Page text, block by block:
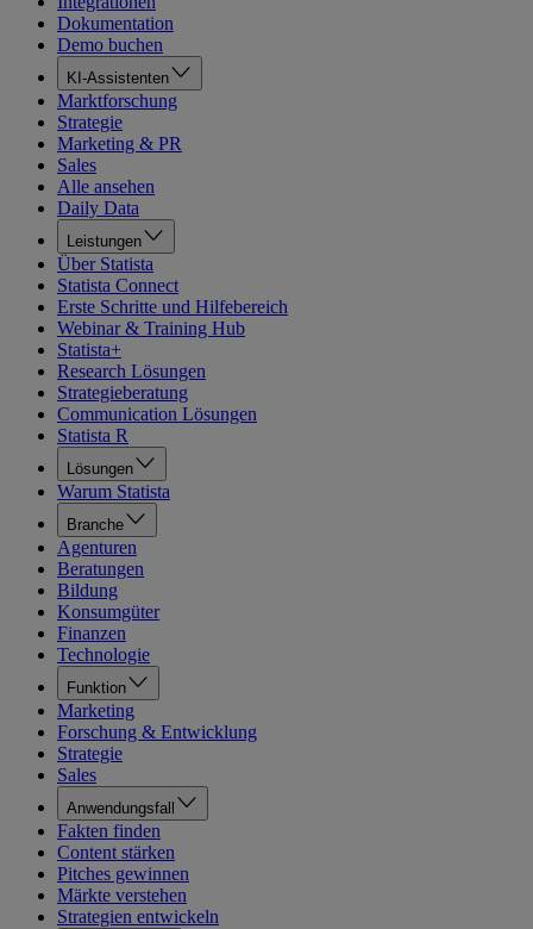
Dokumentation
Demo buchen
KI-Assistenten
Marktforschung
Strategie
Marketing & PR
Sales
Alle ansehen
Daily Data
Leistungen
Über Statista
Statista Connect
Erste Schritte und Hilfebereich
Webinar & Training Hub
Statista+
Research Lösungen
Strategieberatung
Communication Lösungen
Statista R
Lösungen
Warum Statista
Branche
Agenturen
Beratungen
Bildung
Konsumgüter
Finanzen
Technologie
Funktion
Marketing
Forschung & Entwicklung
Strategie
Sales
Anwendungsfall
Fakten finden
Content stärken
Pitches gewinnen
Märkte verstehen
Strategien entwickeln